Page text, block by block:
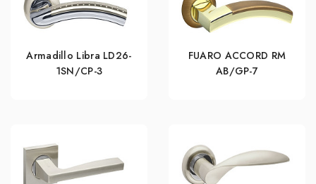
Armadillo Libra LD26-
1SN/CP-3
FUARO ACCORD RM
AB/GP-7